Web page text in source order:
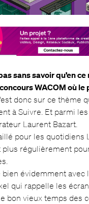
sans savoir qu’en
WACOM où le
donc sur ce thème
à Suivre. Et parmi
Laurent Bazart.
pour les quotidiens
plus régulièrement
bien évidemment avec
qui rappelle les
bon vieux temps des